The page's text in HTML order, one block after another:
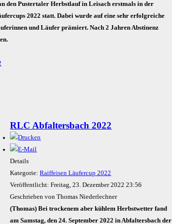
den Pustertaler Herbstlauf in Leisach erstmals in der
2022 statt. Dabei wurde auf eine sehr erfolgreiche
und Läufer prämiert. Nach 2 Jahren Abstinenz
RLC Abfaltersbach 2022
Details
Kategorie:Raiffeisen Läufercup 2022
Veröffentlicht: Freitag, 23. Dezember 2022 23:56
Geschrieben von Thomas Niederlechner
(Thomas) Bei trockenem aber kühlem Herbstwetter fand
am Samstag, den 24. September 2022 in Abfaltersbach der